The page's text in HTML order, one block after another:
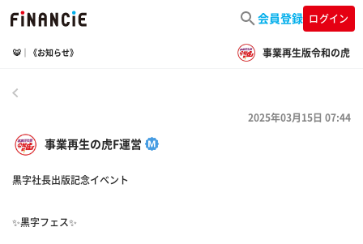
会員登録 ログイン
🐯｜《お知らせ》 事業再生版令和の虎
事業再生の虎F運営
2025年03月15日 07:44
黒字社長出版記念イベント
✨黒字フェス✨